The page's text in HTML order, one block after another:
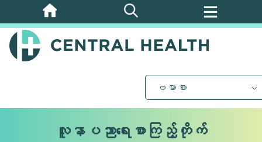
အဓိက
အကြောင်းအရာ
သို့
ဗမာစာ
လူနာပညာရေးစာကြည့်တိုက်